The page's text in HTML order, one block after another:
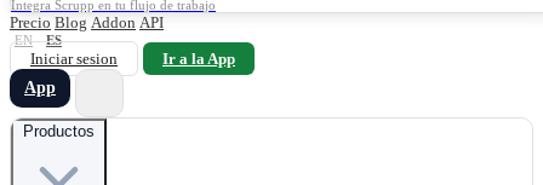
Integra Scrupp en tu flujo de trabajo
Precio Blog Addon API
EN ES
Iniciar sesion
Ir a la App
App
Productos